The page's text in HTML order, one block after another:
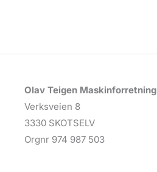
Olav Teigen Maskinforretning
Verksveien 8
3330 SKOTSELV
Orgnr 974 987 503